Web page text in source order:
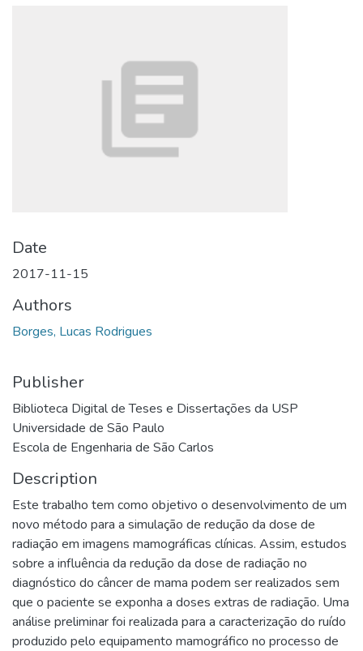
Date
2017-11-15
Authors
Borges, Lucas Rodrigues
Publisher
Biblioteca Digital de Teses e Dissertações da USP
Universidade de São Paulo
Escola de Engenharia de São Carlos
Description
Este trabalho tem como objetivo o desenvolvimento de um
novo método para a simulação de redução da dose de
radiação em imagens mamográficas clínicas. Assim, estudos
sobre a influência da redução da dose de radiação no
diagnóstico do câncer de mama podem ser realizados sem
que o paciente se exponha a doses extras de radiação. Uma
análise preliminar foi realizada para a caracterização do ruído
produzido pelo equipamento mamográfico no processo de